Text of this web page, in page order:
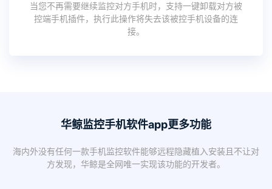
当您不再需要继续监控对方手机时，支持一键卸载对方被
控端手机插件，执行此操作将失去该被控手机设备的连
接。
华鲸监控手机软件app更多功能
海内外没有任何一款手机监控软件能够远程隐藏植入安装且不让对
方发现，华鲸是全网唯一实现该功能的开发者。